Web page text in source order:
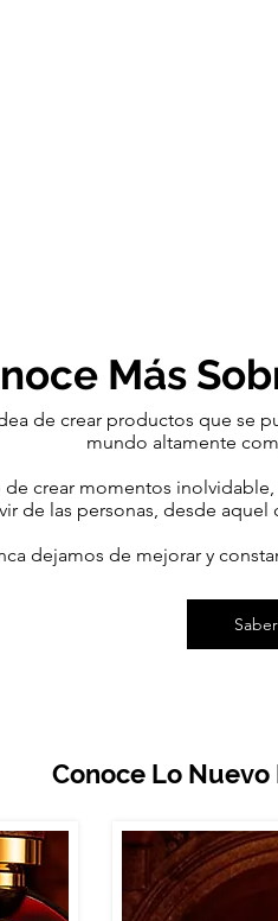
Más
de crear productos que se
mundo altamente
de crear momentos
de las personas, desde
dejamos de mejorar y
Conoce Lo